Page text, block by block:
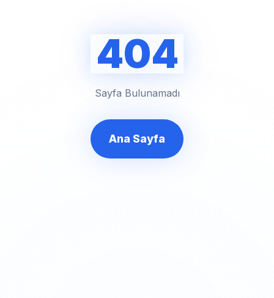
404
Sayfa Bulunamadı
Ana Sayfa